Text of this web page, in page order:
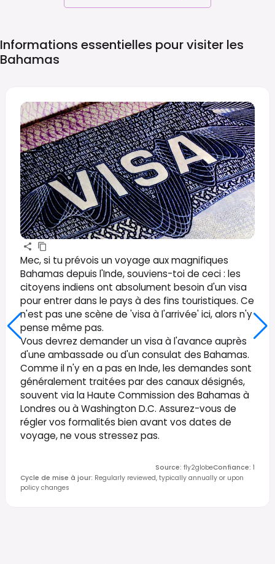
Informations essentielles pour visiter les
Bahamas
Mec, si tu prévois un voyage aux magnifiques
Bahamas depuis l'Inde, souviens-toi de ceci : les
citoyens indiens ont absolument besoin d'un visa
pour entrer dans le pays à des fins touristiques. Ce
n'est pas une scène de 'visa à l'arrivée' ici, alors n'y
pense même pas.
Vous devrez demander un visa à l'avance auprès
d'une ambassade ou d'un consulat des Bahamas.
Comme il n'y en a pas en Inde, les demandes sont
généralement traitées par des canaux désignés,
souvent via la Haute Commission des Bahamas à
Londres ou à Washington D.C. Assurez-vous de
régler vos formalités bien avant vos dates de
voyage, ne vous stressez pas.
Source: fly2globeConfiance: 1
Cycle de mise à jour: Regularly reviewed, typically annually or upon
policy changes